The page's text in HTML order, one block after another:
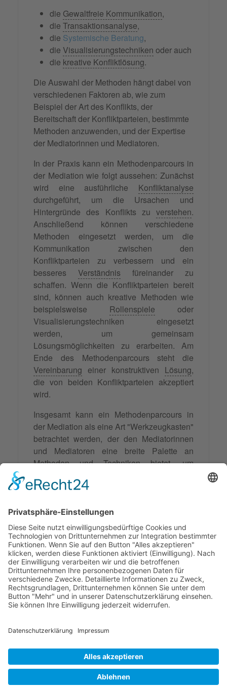
die Gewaltfreie Kommunikation,
die Transaktionsanalyse,
die Systemische Beratung,
die Visualisierungstechniken oder auch
die kreative Konfliktlösung.
Die Auswahl der Methoden hängt dabei von
verschiedenen Faktoren ab, wie zum
Beispiel der Art des Konflikts, der
Bereitschaft der Konfliktparteien, bestimmte
Methoden anzuwenden, und der Expertise
der Mediatorinnen und Mediatoren.
In der Praxis kann ein Methodenparcours in
der Mediation wie folgt aussehen: Zunächst
wird eine ausführliche Konfliktanalyse
durchgeführt, um die Ursachen und
Hintergründe des Konflikts zu verstehen.
Anschließend können verschiedene
Methoden eingesetzt werden, um die
Kommunikation zwischen den
Konfliktparteien zu verbessern und ein
besseres Verständnis füreinander zu
schaffen. Wenn die Konfliktparteien bereit
sind, können auch kreative Methoden wie
beispielsweise Rollenspiele oder
Visualisierungstechniken eingesetzt
werden, um gemeinsam
Lösungsmöglichkeiten zu erarbeiten. Am
Ende des Methodenparcours steht die
Vereinbarung einer konstruktiven Lösung,
die von beiden Konfliktparteien akzeptiert
wird.
Insgesamt kann ein Methodenparcours in
der Mediation als eine Art "Werkzeugkasten"
betrachtet werden, der den Mediatorinnen
und Mediatoren eine breite Palette an
Methoden und Techniken bietet, um
es den Mediatorinnen und Mediatoren,
Bedürfnisse und Dynamiken der
Konfliktparteien einzugehen und somit eine
maßgeschneiderte und nachhaltige Lösung
zu erarbeiten.
© 2026 Frank Hartung Ihr Mediator bei Konflikten in Familie,
263 Bewertungen auf ProvenExpert.com